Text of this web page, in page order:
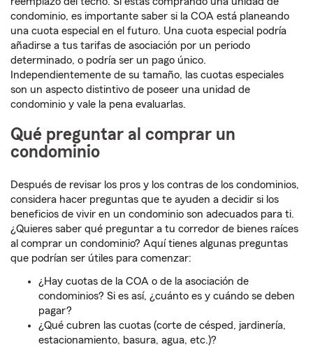
condominio, es importante saber si la COA está planeando
una cuota especial en el futuro. Una cuota especial podría
añadirse a tus tarifas de asociación por un periodo
determinado, o podría ser un pago único.
Independientemente de su tamaño, las cuotas especiales
son un aspecto distintivo de poseer una unidad de
condominio y vale la pena evaluarlas.
Qué preguntar al comprar un
condominio
Después de revisar los pros y los contras de los condominios,
considera hacer preguntas que te ayuden a decidir si los
beneficios de vivir en un condominio son adecuados para ti.
¿Quieres saber qué preguntar a tu corredor de bienes raíces
al comprar un condominio? Aquí tienes algunas preguntas
que podrían ser útiles para comenzar:
¿Hay cuotas de la COA o de la asociación de
condominios? Si es así, ¿cuánto es y cuándo se deben
pagar?
¿Qué cubren las cuotas (corte de césped, jardinería,
estacionamiento, basura, agua, etc.)?